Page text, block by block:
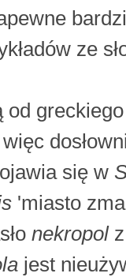
ze
od
się w
'miasto
nekropolz
jest